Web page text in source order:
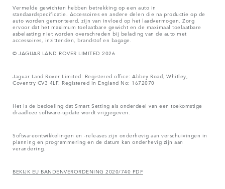
Vermelde gewichten hebben betrekking op een auto in
standaardspecificatie. Accessoires en andere delen die na productie op de
auto worden gemonteerd, zijn van invloed op het laadvermogen. Zorg
ervoor dat het maximum toelaatbare gewicht en de maximaal toelaatbare
asbelasting niet worden overschreden bij belading van de auto met
accessoires, inzittenden, brandstof en bagage.
© JAGUAR LAND ROVER LIMITED 2026
Jaguar Land Rover Limited: Registered office: Abbey Road, Whitley,
Coventry CV3 4LF. Registered in England No: 1672070
Het is de bedoeling dat Smart Setting als onderdeel van een toekomstige
draadloze software-update wordt vrijgegeven.
Softwareontwikkelingen en -releases zijn onderhevig aan verschuivingen in
planning en programmering en de datum kan onderhevig zijn aan
verandering.
BEKIJK EU BANDENVERORDENING 2020/740 PDF